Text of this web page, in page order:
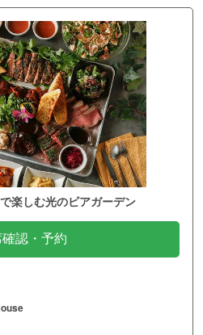
楽しむ光のビアガーデン
確認・予約